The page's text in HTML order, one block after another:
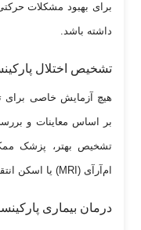
برای بهبود مشکلات
داشته باشد.
تشخیص اختلال
هیچ آزمایش خاصی برای
بر اساس معاینات و
ام‌آرآی (MRI) یا اسکن انتقال‌دهنده دوپامین (DAT) نیز استفاده کند.
درمان بیماری